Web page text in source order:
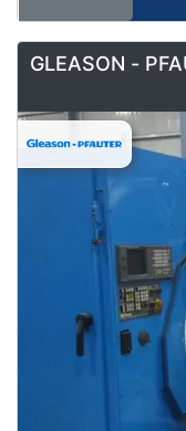
GLEASON -